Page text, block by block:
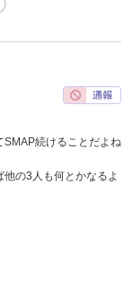
続けることだよね
の3人も何とかなるよ